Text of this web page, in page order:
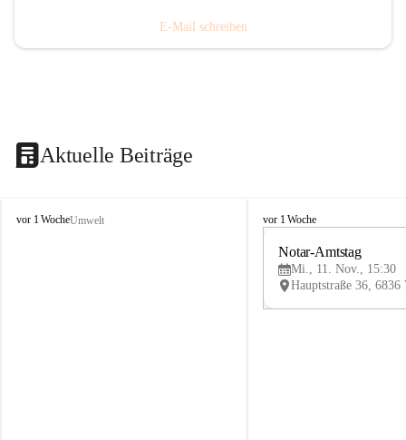
E-Mail schreiben
Aktuelle Beiträge
V
vor 1 WocheUmwelt
V
vor 1 Woche
Notar-Amtstag
Mi., 11. Nov., 15:30